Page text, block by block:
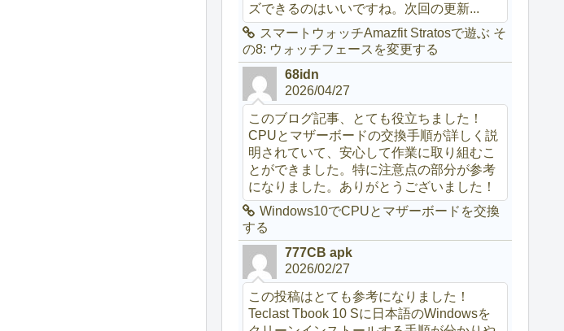
ズできるのはいいですね。次回の更新...
スマートウォッチAmazfit Stratosで遊ぶ そ
の8: ウォッチフェースを変更する
68idn
2026/04/27
このブログ記事、とても役立ちました！
CPUとマザーボードの交換手順が詳しく説
明されていて、安心して作業に取り組むこ
とができました。特に注意点の部分が参考
になりました。ありがとうございました！
Windows10でCPUとマザーボードを交換
する
777CB apk
2026/02/27
この投稿はとても参考になりました！
Teclast Tbook 10 Sに日本語のWindowsを